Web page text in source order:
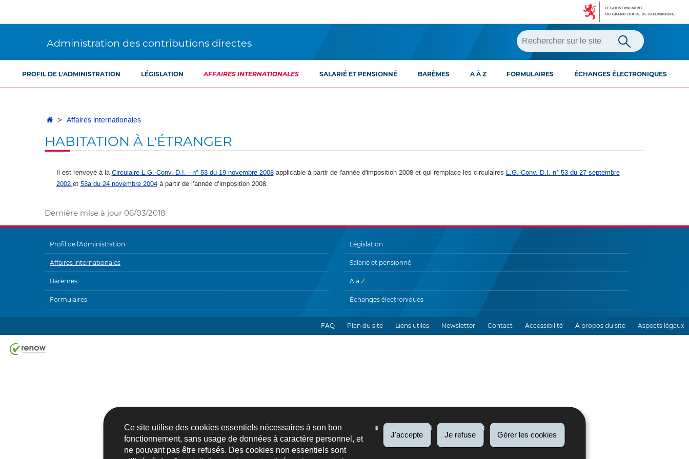
Ce site utilise des cookies essentiels nécessaires à son bon
fonctionnement, sans usage de données à caractère personnel, et
ne pouvant pas être refusés. Des cookies non essentiels sont
J'accepte Je refuse Gérer les cookies
Administration des contributions directes
PROFIL DE L'ADMINISTRATION LÉGISLATION AFFAIRES INTERNATIONALES SALARIÉ ET PENSIONNÉ BARÈMES A À Z FORMULAIRES ÉCHANGES ÉLECTRONIQUES
AccueilAffaires internationales
HABITATION À L'ÉTRANGER
Il est renvoyé à laCirculaire L.G.-Conv. D.I. - n° 53 du 19 novembre 2008applicable à partir de l'année d'imposition 2008 et qui remplace les circulaires L.G.-Conv. D.I. n° 53 du 27 septembre
2002 et 53a du 24 novembre 2004à partir de l’année d’imposition 2008.
Dernière mise à jour 06/03/2018
NAVIGATION
Profil de l'Administration Législation
Affaires internationales Salarié et pensionné
Barèmes A à Z
Formulaires Échanges électroniques
FAQ Plan du site Liens utiles Newsletter Contact Accessibilité A propos du site Aspects légaux